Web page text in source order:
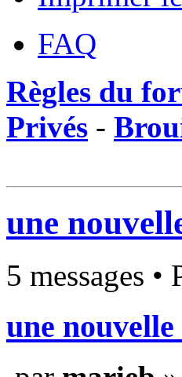
FAQ
Règles du
Privés -
une
5 messages •
une